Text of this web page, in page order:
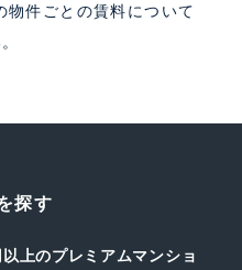
件ごとの賃料について
探す
上のプレミアムマンショ